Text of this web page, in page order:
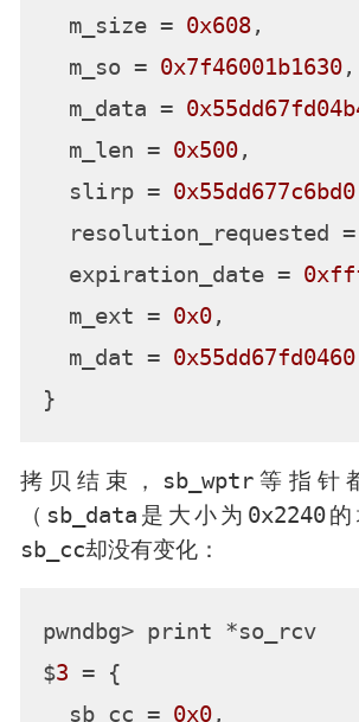
  m_size =
0x608,
  m_so =
0x7f46001b1630,
  m_data =
  m_len =
0x500,
  slirp =
0x55dd677c6bd0
  resolution_requested =
  expiration_date =
  m_ext =
0x0,
  m_dat =
0x55dd67fd0460
拷贝结束， sb_wptr 等指针
（ sb_data 是大小为 0x2240的
sb_cc却没有变化：
pwndbg> print *so_rcv
$3 = {
  sb_cc =
0x0,